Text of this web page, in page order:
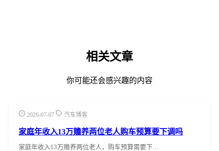
相关文章
你可能还会感兴趣的内容
2026-07-07 汽车博客
家庭年收入13万赡养两位老人购车预算要下调吗
家庭年收入13万赡养两位老人，购车预算需要下…